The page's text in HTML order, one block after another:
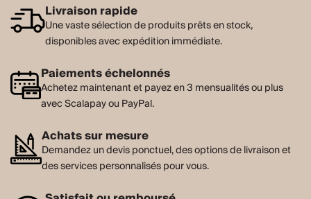
Livraison rapide
Une vaste sélection de produits prêts en stock,
disponibles avec expédition immédiate.
Paiements échelonnés
Achetez maintenant et payez en 3 mensualités ou plus
avec Scalapay ou PayPal.
Achats sur mesure
Demandez un devis ponctuel, des options de livraison et
des services personnalisés pour vous.